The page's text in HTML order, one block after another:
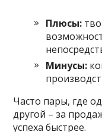
Плюсы:
Минусы:
Часто пары, где
другой – за
успеха быстрее.